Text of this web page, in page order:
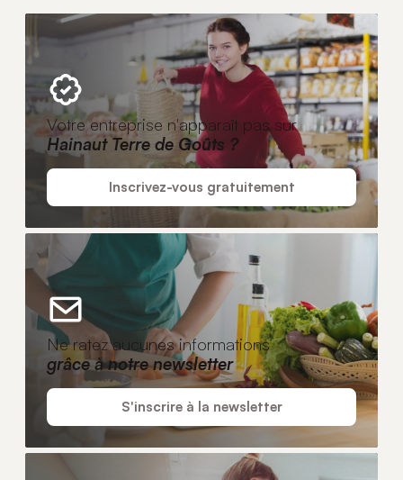
Votre entreprise n'apparaît pas sur
Hainaut Terre de Goûts ?
Inscrivez-vous gratuitement
Ne ratez aucunes informations
grâce à notre newsletter
S'inscrire à la newsletter